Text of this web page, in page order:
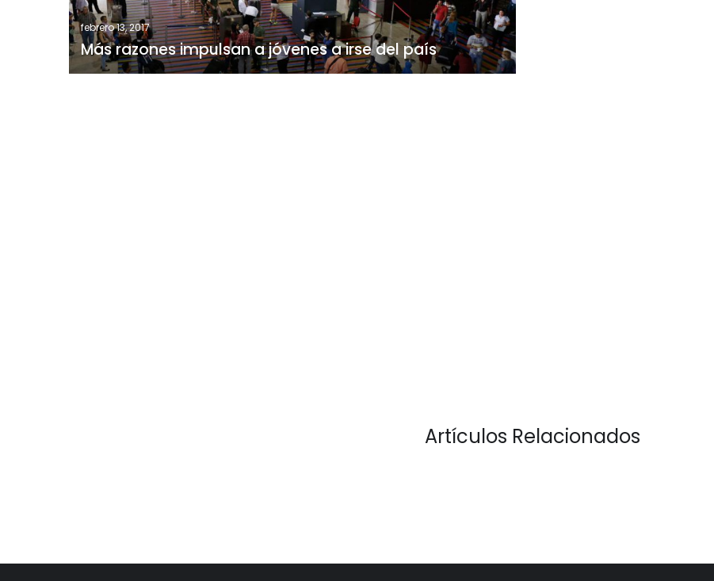
a
irse
del
país
febrero 13, 2017
Más razones impulsan a jóvenes a irse del país
Artículos Relacionados